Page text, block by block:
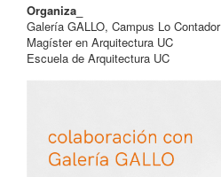
Organiza_
Galería GALLO, Campus Lo Contador
Magíster en Arquitectura UC
Escuela de Arquitectura UC